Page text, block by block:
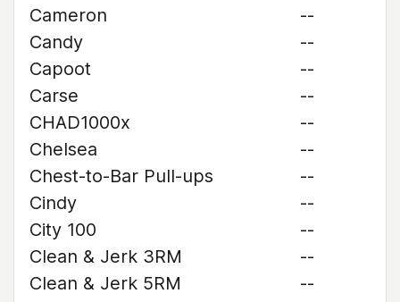
Cameron
--
Candy
--
Capoot
--
Carse
--
CHAD1000x
--
Chelsea
--
Chest-to-Bar Pull-ups
--
Cindy
--
City 100
--
Clean & Jerk 3RM
--
Clean & Jerk 5RM
--